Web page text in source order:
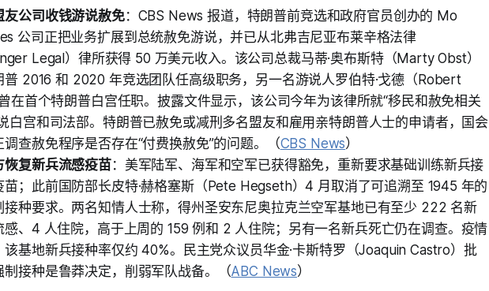
友公司收钱游说赦免：CBS News 报道，特朗普前竞选和政府官员创办的 Mo
公司正把业务扩展到总统赦免游说，并已从北弗吉尼亚布莱辛格法律
Legal）律所获得 50 万美元收入。该公司总裁马蒂·奥布斯特（Marty Obst）
普 2016 和 2020 年竞选团队任高级职务，另一名游说人罗伯特·戈德（Robert
在首个特朗普白宫任职。披露文件显示，该公司今年为该律所就“移民和赦免相关
白宫和司法部。特朗普已赦免或减刑多名盟友和雇用亲特朗普人士的申请者，国会
调查赦免程序是否存在“付费换赦免”的问题。（CBS News）
恢复新兵流感疫苗：美军陆军、海军和空军已获得豁免，重新要求基础训练新兵接
苗；此前国防部长皮特·赫格塞斯（Pete Hegseth）4 月取消了可追溯至 1945 年的
接种要求。两名知情人士称，得州圣安东尼奥拉克兰空军基地已有至少 222 名新
感、4 人住院，高于上周的 159 例和 2 人住院；另有一名新兵死亡仍在调查。疫情
该基地新兵接种率仅约 40%。民主党众议员华金·卡斯特罗（Joaquin Castro）批
制接种是鲁莽决定，削弱军队战备。（ABC News）